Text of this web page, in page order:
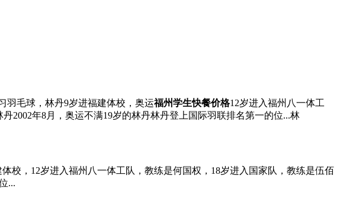
羽毛球，林丹9岁进福建体校，奥运福州学生快餐价格12岁进入福州八一体工
2002年8月，奥运不满19岁的林丹林丹登上国际羽联排名第一的位...林
校，12岁进入福州八一体工队，教练是何国权，18岁进入国家队，教练是伍佰
...